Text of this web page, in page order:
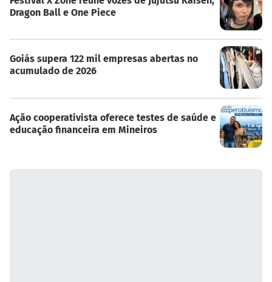
Dragon Ball e One Piece
Goiás supera 122 mil empresas abertas no
acumulado de 2026
Ação cooperativista oferece testes de saúde e
educação financeira em Mineiros